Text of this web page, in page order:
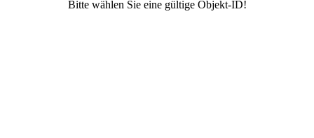
Bitte wählen Sie eine gültige Objekt-ID!